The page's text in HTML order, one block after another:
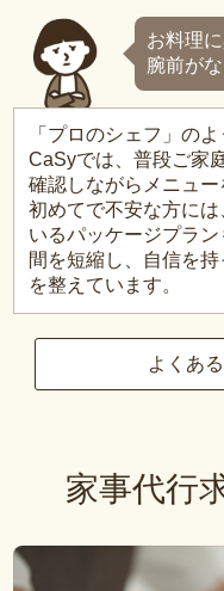
お料理
腕前が
「プロのシェフ」の
CaSyでは、普段ご家
確認しながらメニュー
初めてで不安な方に
いるパッケージプラ
間を短縮し、自信を
を整えています。
よくあ
家事代行